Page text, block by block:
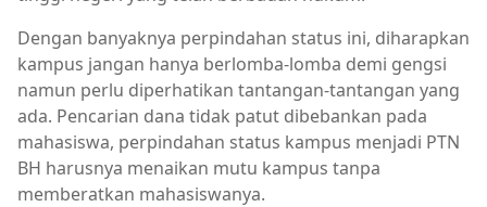
Dengan banyaknya perpindahan status ini, diharapkan
kampus jangan hanya berlomba-lomba demi gengsi
namun perlu diperhatikan tantangan-tantangan yang
ada. Pencarian dana tidak patut dibebankan pada
mahasiswa, perpindahan status kampus menjadi PTN
BH harusnya menaikan mutu kampus tanpa
memberatkan mahasiswanya.